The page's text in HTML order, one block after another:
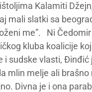
Kalamiti
mali slatki sa
me”. Ni
kluba koalicije
i sudske vlasti,
mlin melje ali
Divna je i ona